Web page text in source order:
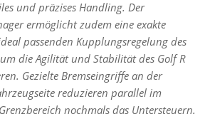
und präzises Handling. Der
ermöglicht zudem eine exakte
passenden Kupplungsregelung des
die Agilität und Stabilität des Golf R
Gezielte Bremseingriffe an der
reduzieren parallel im
nochmals das Untersteuern.